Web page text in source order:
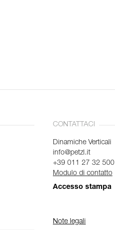
CONTATTACI
Dinamiche Verticali
info@petzl.it
+39 011 27 32 500
Modulo di contatto
Accesso stampa
Note legali